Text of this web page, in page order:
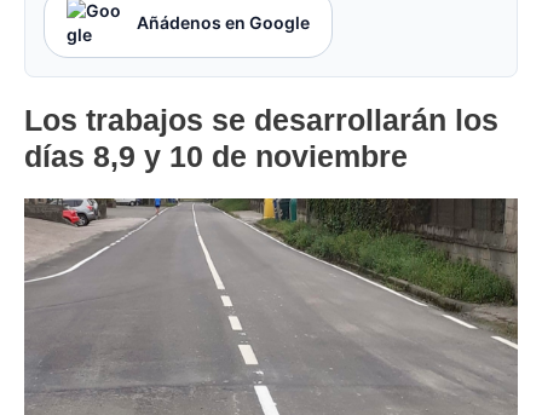
Añádenos en Google
Los trabajos se desarrollarán los
días 8,9 y 10 de noviembre